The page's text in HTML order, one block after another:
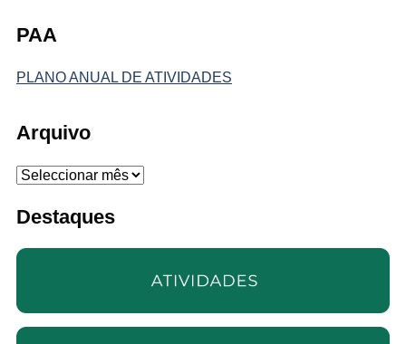
PAA
PLANO ANUAL DE ATIVIDADES
Arquivo
Arquivo
Destaques